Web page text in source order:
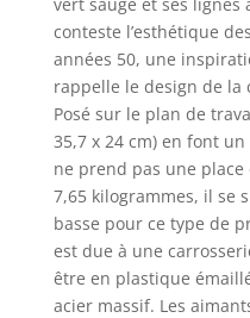
fouettage, et
Tous sont
besoins. ➕ |
comprend un
transforme en
fabriquer des
saucisseuse
saucisses à la
râpe à
l'autre de ces
conteste l’esthétique
années 50, une
rappelle le design de la
Posé sur le plan de
35,7 x 24 cm) en font
ne prend pas une place
7,65 kilogrammes, il se
basse pour ce type de
est due à une
être en plastique
acier massif. Les